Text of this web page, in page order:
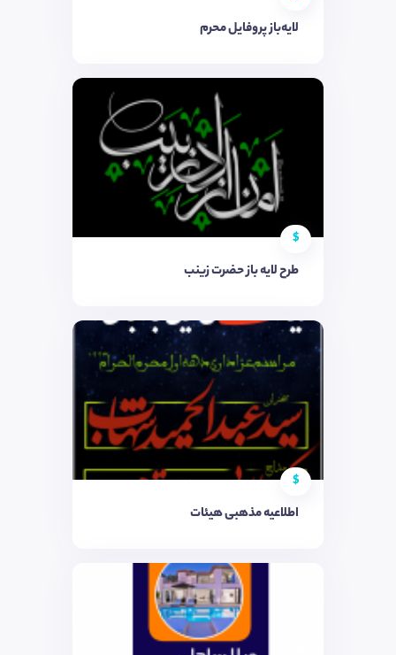
لایه‌باز پروفایل محرم
$
طرح لایه باز حضرت زینب
$
اطلاعیه مذهبی هیئات